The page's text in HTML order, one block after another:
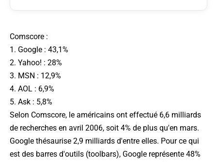
Comscore :
1. Google : 43,1%
2. Yahoo! : 28%
3. MSN : 12,9%
4. AOL : 6,9%
5. Ask : 5,8%
Selon Comscore, le américains ont effectué 6,6 milliards
de recherches en avril 2006, soit 4% de plus qu'en mars.
Google thésaurise 2,9 milliards d'entre elles. Pour ce qui
est des barres d'outils (toolbars), Google représente 48%